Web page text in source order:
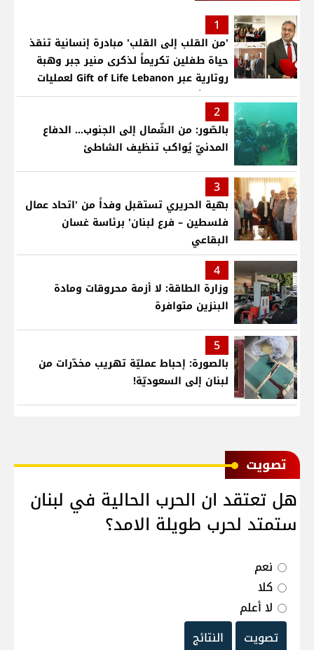
1
'من القلب إلى القلب' مبادرة إنسانية تنقذ
حياة طفلين تكريماً لذكرى منير جبر وهبة
روتارية عبر Gift of Life Lebanon لعمليات
قلب لأطفال في مستشفى حمود الجامعي
2
بالصّور: من الشّمال إلى الجنوب... الدفاع
المدنيّ يُواكب تنظيف الشاطئ
3
بهية الحريري تستقبل وفداً من 'اتحاد عمال
فلسطين – فرع لبنان' برئاسة غسان
البقاعي
4
وزارة الطاقة: لا أزمة محروقات ومادة
البنزين متوافرة
5
بالصورة: إحباط عمليّة تهريب مخدّرات من
لبنان إلى السعوديّة!
ﺗﺼﻮﻳﺖ
هل تعتقد ان الحرب الحالية في لبنان
ستمتد لحرب طويلة الامد؟
نعم
كلا
لا أعلم
تصويت
النتائج